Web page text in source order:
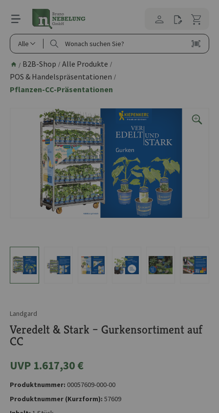
springen
Alle
/ B2B-Shop / Alle Produkte /
POS & Handelspräsentationen /
Pflanzen-CC-Präsentationen
Landgard
Veredelt & Stark – Gurkensortiment auf
CC
UVP 1.617,30 €
Produktnummer: 00057609-000-00
Produktnummer (Kurzform): 57609